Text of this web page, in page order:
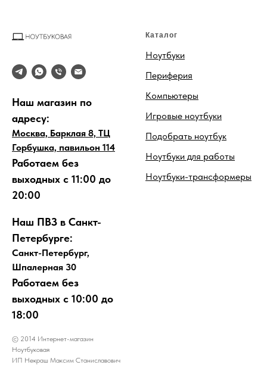
Наш магазин по
адресу:
Москва, Барклая 8, ТЦ
Горбушка, павильон 114
Работаем без
выходных с 11:00 до
20:00
Наш ПВЗ в Санкт-
Петербурге:
Санкт-Петербург,
Шпалерная 30
Работаем без
выходных с 10:00 до
18:00
© 2014 Интернет-магазин
Ноутбуковая
ИП Некраш Максим Станиславович
Каталог
Ноутбуки
Периферия
Компьютеры
Игровые ноутбуки
Подобрать ноутбук
Ноутбуки для работы
Ноутбуки-трансформеры